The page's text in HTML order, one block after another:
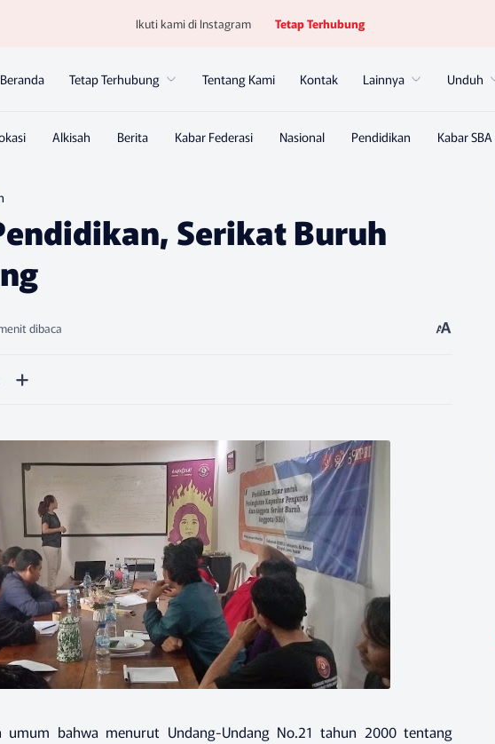
Ikuti kami di Instagram Tetap Terhubung
Beranda Tetap Terhubung Tentang Kami Kontak Lainnya Unduh
Serikat Buruh
dibaca
umum bahwa menurut Undang-Undang No.21 tahun 2000 tentang